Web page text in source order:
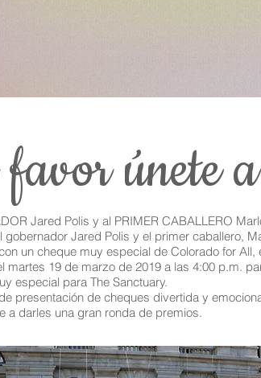
únete
Jared Polis y al PRIMER CABALLERO
gobernador Jared Polis y el primer caballero,
un cheque muy especial de Colorado for All,
martes 19 de marzo de 2019 a las 4:00 p.m.
especial para The Sanctuary.
presentación de cheques divertida y
a darles una gran ronda de premios.